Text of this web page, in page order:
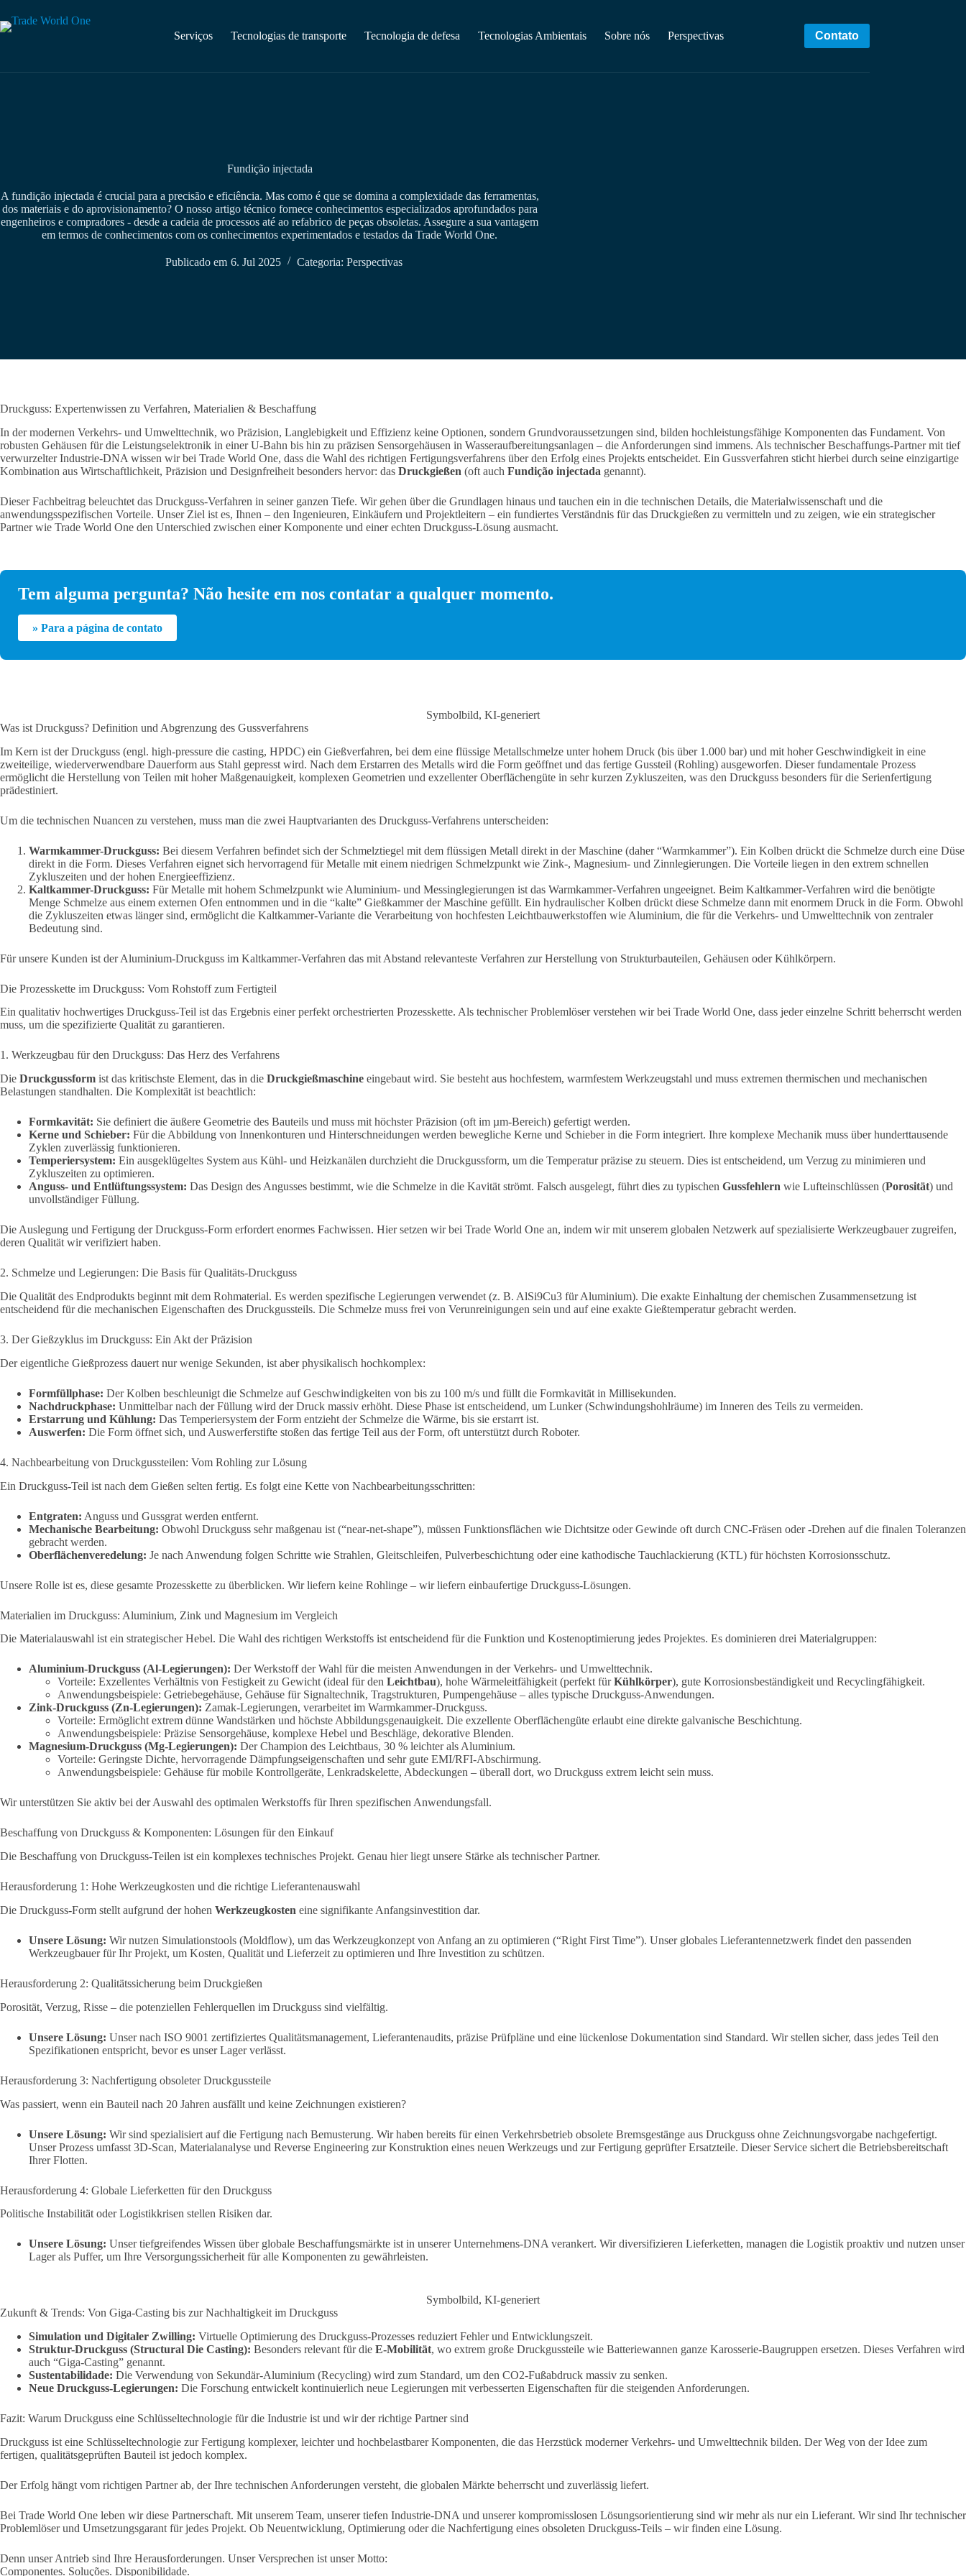
para
o
Serviços Tecnologias de transporte Tecnologia de defesa Tecnologias Ambientais Sobre nós Perspectivas Contato
Fundição injectada
A fundição injectada é crucial para a precisão e eficiência. Mas como é que se domina a complexidade das ferramentas,
dos materiais e do aprovisionamento? O nosso artigo técnico fornece conhecimentos especializados aprofundados para
engenheiros e compradores - desde a cadeia de processos até ao refabrico de peças obsoletas. Assegure a sua vantagem
em termos de conhecimentos com os conhecimentos experimentados e testados da Trade World One.
Publicado em 6. Jul 2025 Categoria: Perspectivas
Druckguss: Expertenwissen zu Verfahren, Materialien & Beschaffung
In der modernen Verkehrs- und Umwelttechnik, wo Präzision, Langlebigkeit und Effizienz keine Optionen, sondern Grundvoraussetzungen sind, bilden hochleistungsfähige Komponenten das Fundament. Von
robusten Gehäusen für die Leistungselektronik in einer U-Bahn bis hin zu präzisen Sensorgehäusen in Wasseraufbereitungsanlagen – die Anforderungen sind immens. Als technischer Beschaffungs-Partner mit tief
verwurzelter Industrie-DNA wissen wir bei Trade World One, dass die Wahl des richtigen Fertigungsverfahrens über den Erfolg eines Projekts entscheidet. Ein Gussverfahren sticht hierbei durch seine einzigartige
Kombination aus Wirtschaftlichkeit, Präzision und Designfreiheit besonders hervor: das Druckgießen (oft auch Fundição injectada genannt).
Dieser Fachbeitrag beleuchtet das Druckguss-Verfahren in seiner ganzen Tiefe. Wir gehen über die Grundlagen hinaus und tauchen ein in die technischen Details, die Materialwissenschaft und die
anwendungsspezifischen Vorteile. Unser Ziel ist es, Ihnen – den Ingenieuren, Einkäufern und Projektleitern – ein fundiertes Verständnis für das Druckgießen zu vermitteln und zu zeigen, wie ein strategischer
Partner wie Trade World One den Unterschied zwischen einer Komponente und einer echten Druckguss-Lösung ausmacht.
Tem alguma pergunta? Não hesite em nos contatar a qualquer momento.
» Para a página de contato
Symbolbild, KI-generiert
Was ist Druckguss? Definition und Abgrenzung des Gussverfahrens
Im Kern ist der Druckguss (engl. high-pressure die casting, HPDC) ein Gießverfahren, bei dem eine flüssige Metallschmelze unter hohem Druck (bis über 1.000 bar) und mit hoher Geschwindigkeit in eine
zweiteilige, wiederverwendbare Dauerform aus Stahl gepresst wird. Nach dem Erstarren des Metalls wird die Form geöffnet und das fertige Gussteil (Rohling) ausgeworfen. Dieser fundamentale Prozess
ermöglicht die Herstellung von Teilen mit hoher Maßgenauigkeit, komplexen Geometrien und exzellenter Oberflächengüte in sehr kurzen Zykluszeiten, was den Druckguss besonders für die Serienfertigung
prädestiniert.
Um die technischen Nuancen zu verstehen, muss man die zwei Hauptvarianten des Druckguss-Verfahrens unterscheiden:
Warmkammer-Druckguss: Bei diesem Verfahren befindet sich der Schmelztiegel mit dem flüssigen Metall direkt in der Maschine (daher “Warmkammer”). Ein Kolben drückt die Schmelze durch eine Düse
direkt in die Form. Dieses Verfahren eignet sich hervorragend für Metalle mit einem niedrigen Schmelzpunkt wie Zink-, Magnesium- und Zinnlegierungen. Die Vorteile liegen in den extrem schnellen
Zykluszeiten und der hohen Energieeffizienz.
Kaltkammer-Druckguss: Für Metalle mit hohem Schmelzpunkt wie Aluminium- und Messinglegierungen ist das Warmkammer-Verfahren ungeeignet. Beim Kaltkammer-Verfahren wird die benötigte
Menge Schmelze aus einem externen Ofen entnommen und in die “kalte” Gießkammer der Maschine gefüllt. Ein hydraulischer Kolben drückt diese Schmelze dann mit enormem Druck in die Form. Obwohl
die Zykluszeiten etwas länger sind, ermöglicht die Kaltkammer-Variante die Verarbeitung von hochfesten Leichtbauwerkstoffen wie Aluminium, die für die Verkehrs- und Umwelttechnik von zentraler
Bedeutung sind.
Für unsere Kunden ist der Aluminium-Druckguss im Kaltkammer-Verfahren das mit Abstand relevanteste Verfahren zur Herstellung von Strukturbauteilen, Gehäusen oder Kühlkörpern.
Die Prozesskette im Druckguss: Vom Rohstoff zum Fertigteil
Ein qualitativ hochwertiges Druckguss-Teil ist das Ergebnis einer perfekt orchestrierten Prozesskette. Als technischer Problemlöser verstehen wir bei Trade World One, dass jeder einzelne Schritt beherrscht werden
muss, um die spezifizierte Qualität zu garantieren.
1. Werkzeugbau für den Druckguss: Das Herz des Verfahrens
Die Druckgussform ist das kritischste Element, das in die Druckgießmaschine eingebaut wird. Sie besteht aus hochfestem, warmfestem Werkzeugstahl und muss extremen thermischen und mechanischen
Belastungen standhalten. Die Komplexität ist beachtlich:
Formkavität: Sie definiert die äußere Geometrie des Bauteils und muss mit höchster Präzision (oft im µm-Bereich) gefertigt werden.
Kerne und Schieber: Für die Abbildung von Innenkonturen und Hinterschneidungen werden bewegliche Kerne und Schieber in die Form integriert. Ihre komplexe Mechanik muss über hunderttausende
Zyklen zuverlässig funktionieren.
Temperiersystem: Ein ausgeklügeltes System aus Kühl- und Heizkanälen durchzieht die Druckgussform, um die Temperatur präzise zu steuern. Dies ist entscheidend, um Verzug zu minimieren und
Zykluszeiten zu optimieren.
Anguss- und Entlüftungssystem: Das Design des Angusses bestimmt, wie die Schmelze in die Kavität strömt. Falsch ausgelegt, führt dies zu typischen Gussfehlern wie Lufteinschlüssen (Porosität) und
unvollständiger Füllung.
Die Auslegung und Fertigung der Druckguss-Form erfordert enormes Fachwissen. Hier setzen wir bei Trade World One an, indem wir mit unserem globalen Netzwerk auf spezialisierte Werkzeugbauer zugreifen,
deren Qualität wir verifiziert haben.
2. Schmelze und Legierungen: Die Basis für Qualitäts-Druckguss
Die Qualität des Endprodukts beginnt mit dem Rohmaterial. Es werden spezifische Legierungen verwendet (z. B. AlSi9Cu3 für Aluminium). Die exakte Einhaltung der chemischen Zusammensetzung ist
entscheidend für die mechanischen Eigenschaften des Druckgussteils. Die Schmelze muss frei von Verunreinigungen sein und auf eine exakte Gießtemperatur gebracht werden.
3. Der Gießzyklus im Druckguss: Ein Akt der Präzision
Der eigentliche Gießprozess dauert nur wenige Sekunden, ist aber physikalisch hochkomplex:
Formfüllphase: Der Kolben beschleunigt die Schmelze auf Geschwindigkeiten von bis zu 100 m/s und füllt die Formkavität in Millisekunden.
Nachdruckphase: Unmittelbar nach der Füllung wird der Druck massiv erhöht. Diese Phase ist entscheidend, um Lunker (Schwindungshohlräume) im Inneren des Teils zu vermeiden.
Erstarrung und Kühlung: Das Temperiersystem der Form entzieht der Schmelze die Wärme, bis sie erstarrt ist.
Auswerfen: Die Form öffnet sich, und Auswerferstifte stoßen das fertige Teil aus der Form, oft unterstützt durch Roboter.
4. Nachbearbeitung von Druckgussteilen: Vom Rohling zur Lösung
Ein Druckguss-Teil ist nach dem Gießen selten fertig. Es folgt eine Kette von Nachbearbeitungsschritten:
Entgraten: Anguss und Gussgrat werden entfernt.
Mechanische Bearbeitung: Obwohl Druckguss sehr maßgenau ist (“near-net-shape”), müssen Funktionsflächen wie Dichtsitze oder Gewinde oft durch CNC-Fräsen oder -Drehen auf die finalen Toleranzen
gebracht werden.
Oberflächenveredelung: Je nach Anwendung folgen Schritte wie Strahlen, Gleitschleifen, Pulverbeschichtung oder eine kathodische Tauchlackierung (KTL) für höchsten Korrosionsschutz.
Unsere Rolle ist es, diese gesamte Prozesskette zu überblicken. Wir liefern keine Rohlinge – wir liefern einbaufertige Druckguss-Lösungen.
Materialien im Druckguss: Aluminium, Zink und Magnesium im Vergleich
Die Materialauswahl ist ein strategischer Hebel. Die Wahl des richtigen Werkstoffs ist entscheidend für die Funktion und Kostenoptimierung jedes Projektes. Es dominieren drei Materialgruppen:
Aluminium-Druckguss (Al-Legierungen): Der Werkstoff der Wahl für die meisten Anwendungen in der Verkehrs- und Umwelttechnik.
Vorteile: Exzellentes Verhältnis von Festigkeit zu Gewicht (ideal für den Leichtbau), hohe Wärmeleitfähigkeit (perfekt fürKühlkörper), gute Korrosionsbeständigkeit und Recyclingfähigkeit.
Anwendungsbeispiele: Getriebegehäuse, Gehäuse für Signaltechnik, Tragstrukturen, Pumpengehäuse – alles typische Druckguss-Anwendungen.
Zink-Druckguss (Zn-Legierungen): Zamak-Legierungen, verarbeitet im Warmkammer-Druckguss.
Vorteile: Ermöglicht extrem dünne Wandstärken und höchste Abbildungsgenauigkeit. Die exzellente Oberflächengüte erlaubt eine direkte galvanische Beschichtung.
Anwendungsbeispiele: Präzise Sensorgehäuse, komplexe Hebel und Beschläge, dekorative Blenden.
Magnesium-Druckguss (Mg-Legierungen): Der Champion des Leichtbaus, 30 % leichter als Aluminium.
Vorteile: Geringste Dichte, hervorragende Dämpfungseigenschaften und sehr gute EMI/RFI-Abschirmung.
Anwendungsbeispiele: Gehäuse für mobile Kontrollgeräte, Lenkradskelette, Abdeckungen – überall dort, wo Druckguss extrem leicht sein muss.
Wir unterstützen Sie aktiv bei der Auswahl des optimalen Werkstoffs für Ihren spezifischen Anwendungsfall.
Beschaffung von Druckguss & Komponenten: Lösungen für den Einkauf
Die Beschaffung von Druckguss-Teilen ist ein komplexes technisches Projekt. Genau hier liegt unsere Stärke als technischer Partner.
Herausforderung 1: Hohe Werkzeugkosten und die richtige Lieferantenauswahl
Die Druckguss-Form stellt aufgrund der hohen Werkzeugkosten eine signifikante Anfangsinvestition dar.
Unsere Lösung: Wir nutzen Simulationstools (Moldflow), um das Werkzeugkonzept von Anfang an zu optimieren (“Right First Time”). Unser globales Lieferantennetzwerk findet den passenden
Werkzeugbauer für Ihr Projekt, um Kosten, Qualität und Lieferzeit zu optimieren und Ihre Investition zu schützen.
Herausforderung 2: Qualitätssicherung beim Druckgießen
Porosität, Verzug, Risse – die potenziellen Fehlerquellen im Druckguss sind vielfältig.
Unsere Lösung: Unser nach ISO 9001 zertifiziertes Qualitätsmanagement, Lieferantenaudits, präzise Prüfpläne und eine lückenlose Dokumentation sind Standard. Wir stellen sicher, dass jedes Teil den
Spezifikationen entspricht, bevor es unser Lager verlässt.
Herausforderung 3: Nachfertigung obsoleter Druckgussteile
Was passiert, wenn ein Bauteil nach 20 Jahren ausfällt und keine Zeichnungen existieren?
Unsere Lösung: Wir sind spezialisiert auf die Fertigung nach Bemusterung. Wir haben bereits für einen Verkehrsbetrieb obsolete Bremsgestänge aus Druckguss ohne Zeichnungsvorgabe nachgefertigt.
Unser Prozess umfasst 3D-Scan, Materialanalyse und Reverse Engineering zur Konstruktion eines neuen Werkzeugs und zur Fertigung geprüfter Ersatzteile. Dieser Service sichert die Betriebsbereitschaft
Ihrer Flotten.
Herausforderung 4: Globale Lieferketten für den Druckguss
Politische Instabilität oder Logistikkrisen stellen Risiken dar.
Unsere Lösung: Unser tiefgreifendes Wissen über globale Beschaffungsmärkte ist in unserer Unternehmens-DNA verankert. Wir diversifizieren Lieferketten, managen die Logistik proaktiv und nutzen unser
Lager als Puffer, um Ihre Versorgungssicherheit für alle Komponenten zu gewährleisten.
Symbolbild, KI-generiert
Zukunft & Trends: Von Giga-Casting bis zur Nachhaltigkeit im Druckguss
Simulation und Digitaler Zwilling: Virtuelle Optimierung des Druckguss-Prozesses reduziert Fehler und Entwicklungszeit.
Struktur-Druckguss (Structural Die Casting): Besonders relevant für die E-Mobilität, wo extrem große Druckgussteile wie Batteriewannen ganze Karosserie-Baugruppen ersetzen. Dieses Verfahren wird
auch “Giga-Casting” genannt.
Sustentabilidade: Die Verwendung von Sekundär-Aluminium (Recycling) wird zum Standard, um den CO2-Fußabdruck massiv zu senken.
Neue Druckguss-Legierungen: Die Forschung entwickelt kontinuierlich neue Legierungen mit verbesserten Eigenschaften für die steigenden Anforderungen.
Fazit: Warum Druckguss eine Schlüsseltechnologie für die Industrie ist und wir der richtige Partner sind
Druckguss ist eine Schlüsseltechnologie zur Fertigung komplexer, leichter und hochbelastbarer Komponenten, die das Herzstück moderner Verkehrs- und Umwelttechnik bilden. Der Weg von der Idee zum
fertigen, qualitätsgeprüften Bauteil ist jedoch komplex.
Der Erfolg hängt vom richtigen Partner ab, der Ihre technischen Anforderungen versteht, die globalen Märkte beherrscht und zuverlässig liefert.
Bei Trade World One leben wir diese Partnerschaft. Mit unserem Team, unserer tiefen Industrie-DNA und unserer kompromisslosen Lösungsorientierung sind wir mehr als nur ein Lieferant. Wir sind Ihr technischer
Problemlöser und Umsetzungsgarant für jedes Projekt. Ob Neuentwicklung, Optimierung oder die Nachfertigung eines obsoleten Druckguss-Teils – wir finden eine Lösung.
Denn unser Antrieb sind Ihre Herausforderungen. Unser Versprechen ist unser Motto:
Componentes. Soluções. Disponibilidade.